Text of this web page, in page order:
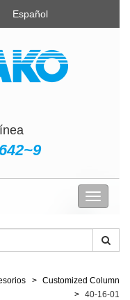
Español
Customized Column
40-16-01